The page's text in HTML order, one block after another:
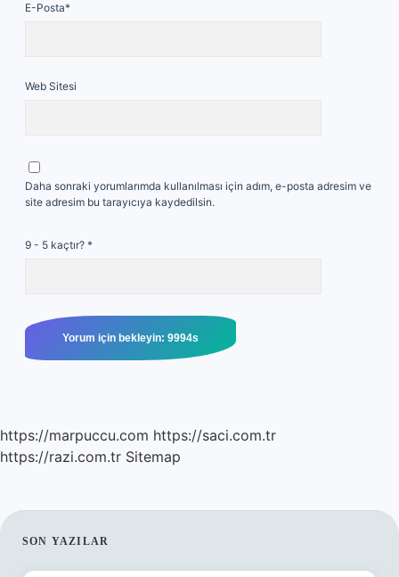
E-Posta*
Web Sitesi
Daha sonraki yorumlarımda kullanılması için adım, e-posta adresim ve
site adresim bu tarayıcıya kaydedilsin.
9 - 5 kaçtır? *
https://marpuccu.com https://saci.com.tr
https://razi.com.tr Sitemap
SIDEBAR
SON YAZILAR